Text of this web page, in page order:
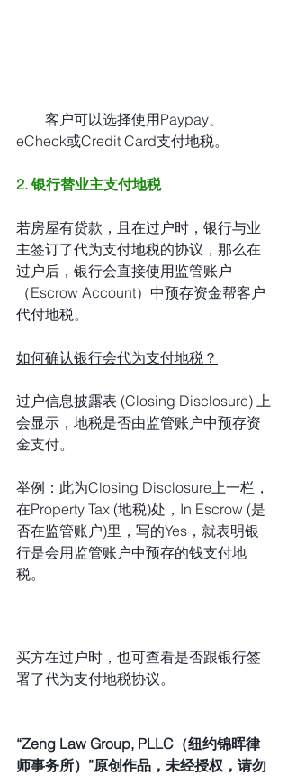
eCheck或Credit Card支付地税。
2. 银行替业主支付地税
若房屋有贷款，且在过户时，银行与业
主签订了代为支付地税的协议，那么在
过户后，银行会直接使用监管账户
（Escrow Account）中预存资金帮客户
代付地税。
如何确认银行会代为支付地税？
过户信息披露表 (Closing Disclosure) 上
会显示，地税是否由监管账户中预存资
金支付。
举例：此为Closing Disclosure上一栏，
在Property Tax (地税)处，In Escrow (是
否在监管账户)里，写的Yes，就表明银
行是会用监管账户中预存的钱支付地
税。
买方在过户时，也可查看是否跟银行签
署了代为支付地税协议。
“Zeng Law Group, PLLC（纽约锦晖律
师事务所）”原创作品，未经授权，请勿